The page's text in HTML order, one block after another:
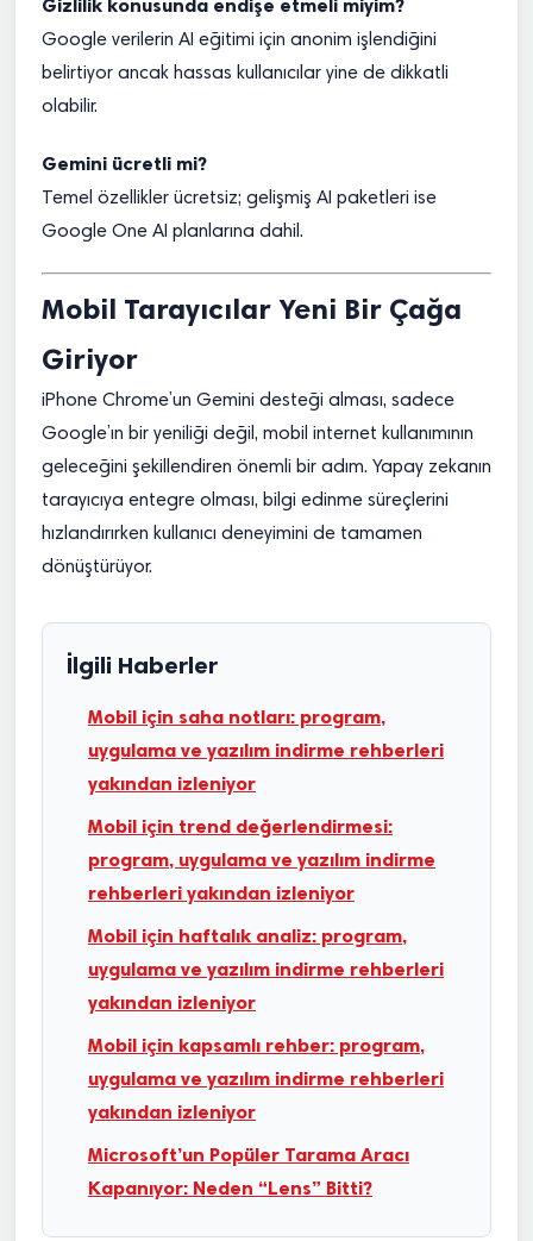
Gizlilik konusunda endişe etmeli miyim?
Google verilerin AI eğitimi için anonim işlendiğini
belirtiyor ancak hassas kullanıcılar yine de dikkatli
olabilir.
Gemini ücretli mi?
Temel özellikler ücretsiz; gelişmiş AI paketleri ise
Google One AI planlarına dahil.
Mobil Tarayıcılar Yeni Bir Çağa
Giriyor
iPhone Chrome’un Gemini desteği alması, sadece
Google’ın bir yeniliği değil, mobil internet kullanımının
geleceğini şekillendiren önemli bir adım. Yapay zekanın
tarayıcıya entegre olması, bilgi edinme süreçlerini
hızlandırırken kullanıcı deneyimini de tamamen
dönüştürüyor.
İlgili Haberler
Mobil için saha notları: program,
uygulama ve yazılım indirme rehberleri
yakından izleniyor
Mobil için trend değerlendirmesi:
program, uygulama ve yazılım indirme
rehberleri yakından izleniyor
Mobil için haftalık analiz: program,
uygulama ve yazılım indirme rehberleri
yakından izleniyor
Mobil için kapsamlı rehber: program,
uygulama ve yazılım indirme rehberleri
yakından izleniyor
Microsoft’un Popüler Tarama Aracı
Kapanıyor: Neden “Lens” Bitti?